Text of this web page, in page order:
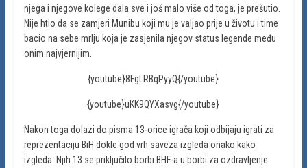
njega i njegove kolege dala sve i još malo više od toga, je prešutio.
Nije htio da se zamjeri Munibu koji mu je valjao prije u životu i time
bacio na sebe mrlju koja je zasjenila njegov status legende među
onim najvjernijim.
{youtube}8FgLRBqPyyQ{/youtube}
{youtube}uKK9QYXasvg{/youtube}
Nakon toga dolazi do pisma 13-orice igrača koji odbijaju igrati za
reprezentaciju BiH dokle god vrh saveza izgleda onako kako
izgleda. Njih 13 se priključilo borbi BHF-a u borbi za ozdravljenje